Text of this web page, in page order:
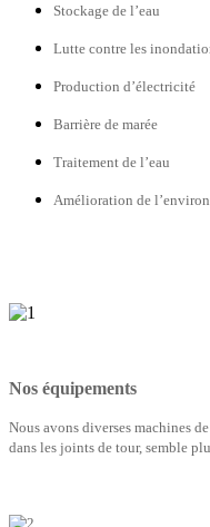
Stockage de l’eau
Lutte contre les
Production d’électricité
Barrière de marée
Traitement de l’eau
Amélioration de
Nos équipements
Nous avons diverses machines
dans les joints de tour, semble